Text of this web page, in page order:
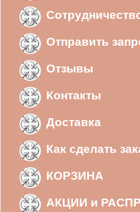
Отправить
Отзывы
Контакты
Доставка
Как сделать
КОРЗИНА
АКЦИИ и